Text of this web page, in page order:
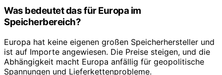
Was bedeutet das für Europa im
Speicherbereich?
Europa hat keine eigenen großen Speicherhersteller und
ist auf Importe angewiesen. Die Preise steigen, und die
Abhängigkeit macht Europa anfällig für geopolitische
Spannungen und Lieferkettenprobleme.